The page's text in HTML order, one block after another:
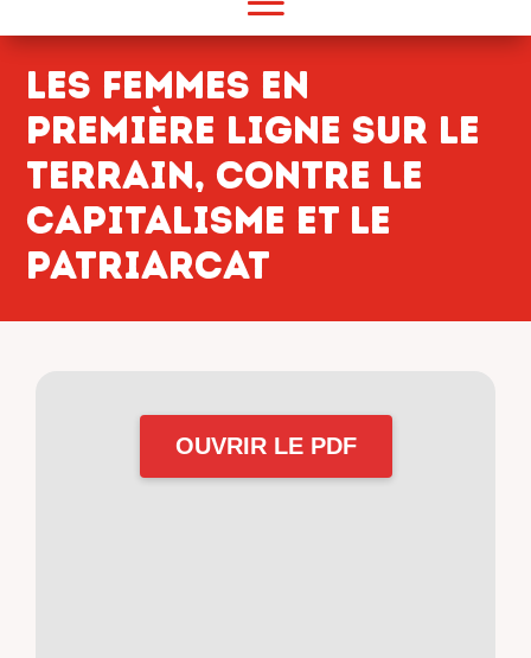
Les femmes en
première ligne sur le
terrain, contre le
capitalisme et le
patriarcat
OUVRIR LE PDF